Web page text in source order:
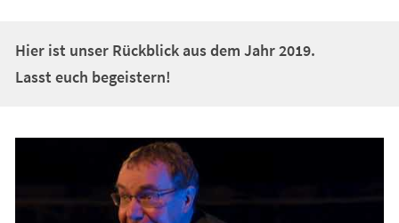
Hier ist unser Rückblick aus dem Jahr 2019.
Lasst euch begeistern!